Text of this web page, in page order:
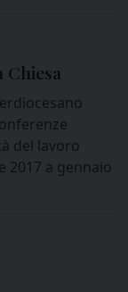
del lavoro
2017 a gennaio